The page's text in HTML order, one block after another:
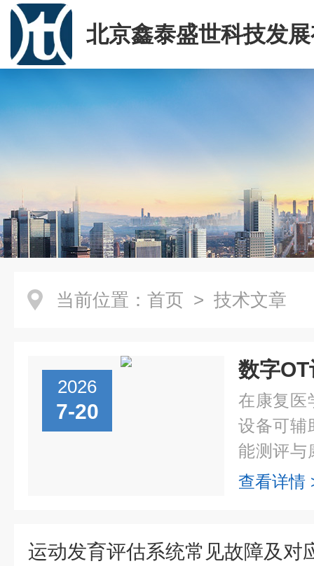
北京鑫泰盛世科技发
司
当前位置： 首页 > 技术文章
2026
7-20
在康复医
设备可辅
能测评与
的规范性
查看详情